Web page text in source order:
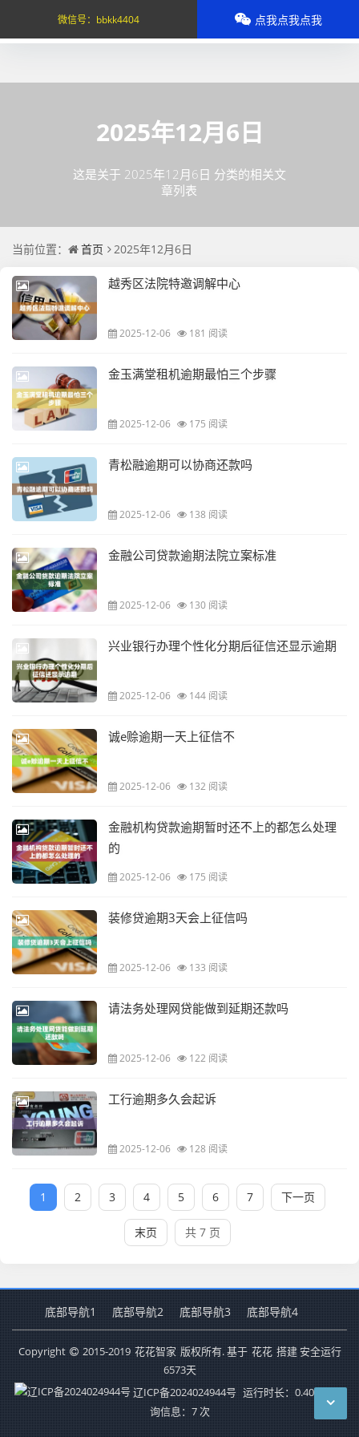
2025年12月6日
这是关于 2025年12月6日 分类的相关文
章列表
当前位置： 首页 2025年12月6日
越秀区法院特邀调解中心
2025-12-06 181 阅读
金玉满堂租机逾期最怕三个步骤
2025-12-06 175 阅读
青松融逾期可以协商还款吗
2025-12-06 138 阅读
金融公司贷款逾期法院立案标准
2025-12-06 130 阅读
兴业银行办理个性化分期后征信还显示逾期
2025-12-06 144 阅读
诚e赊逾期一天上征信不
2025-12-06 132 阅读
金融机构贷款逾期暂时还不上的都怎么处理
的
2025-12-06 175 阅读
装修贷逾期3天会上征信吗
2025-12-06 133 阅读
请法务处理网贷能做到延期还款吗
2025-12-06 122 阅读
工行逾期多久会起诉
2025-12-06 128 阅读
1 2 3 4 5 6 7 下一页
末页 共 7 页
底部导航1 底部导航2 底部导航3 底部导航4
Copyright 2015-2019 花花智家 版权所有. 基于 花花 搭建 安全运行
6573天
辽ICP备2024024944号 运行时长：0.401秒 查
询信息：7 次
微信号： bbkk4404 点我点我点我